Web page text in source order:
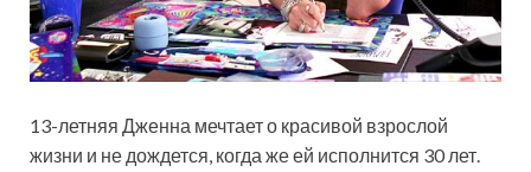
13-летняя Дженна мечтает о красивой взрослой
жизни и не дождется, когда же ей исполнится 30 лет.